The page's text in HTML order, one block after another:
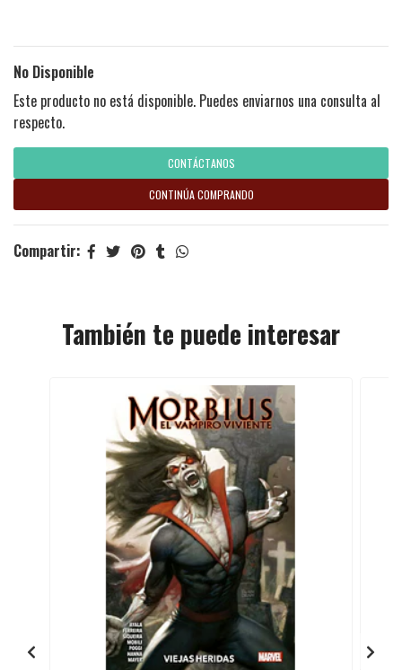
No Disponible
Este producto no está disponible. Puedes enviarnos una consulta al
respecto.
CONTÁCTANOS
CONTINÚA COMPRANDO
Compartir:
También te puede interesar